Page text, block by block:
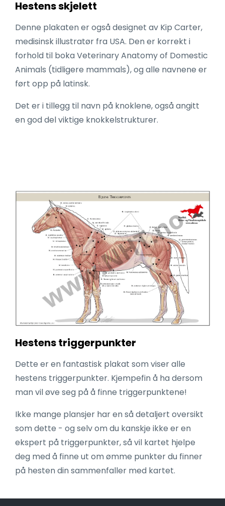
Hestens skjelett
Denne plakaten er også designet av Kip Carter,
medisinsk illustratør fra USA. Den er korrekt i
forhold til boka Veterinary Anatomy of Domestic
Animals (tidligere mammals), og alle navnene er
ført opp på latinsk.
Det er i tillegg til navn på knoklene, også angitt
en god del viktige knokkelstrukturer.
Hestens triggerpunkter
Dette er en fantastisk plakat som viser alle
hestens triggerpunkter. Kjempefin å ha dersom
man vil øve seg på å finne triggerpunktene!
Ikke mange plansjer har en så detaljert oversikt
som dette - og selv om du kanskje ikke er en
ekspert på triggerpunkter, så vil kartet hjelpe
deg med å finne ut om ømme punkter du finner
på hesten din sammenfaller med kartet.